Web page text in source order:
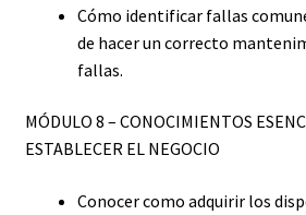
Cómo identificar fallas
de hacer un correcto
fallas.
MÓDULO 8 – CONOCIMIENTOS
ESTABLECER EL NEGOCIO
Conocer como adquirir los